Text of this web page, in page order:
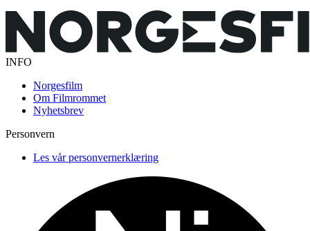
INFO
Norgesfilm
Om Filmrommet
Nyhetsbrev
Personvern
Les vår personvernerklæring